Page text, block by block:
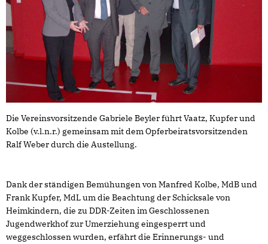
Die Vereinsvorsitzende Gabriele Beyler führt Vaatz, Kupfer und
Kolbe (v.l.n.r.) gemeinsam mit dem Opferbeiratsvorsitzenden
Ralf Weber durch die Austellung.
Dank der ständigen Bemühungen von Manfred Kolbe, MdB und
Frank Kupfer, MdL um die Beachtung der Schicksale von
Heimkindern, die zu DDR-Zeiten im Geschlossenen
Jugendwerkhof zur Umerziehung eingesperrt und
weggeschlossen wurden, erfährt die Erinnerungs- und